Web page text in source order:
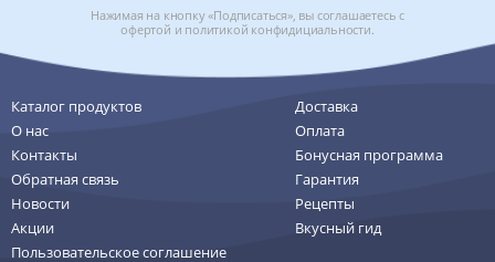
Нажимая на кнопку «Подписаться», вы соглашаетесь с
офертой и политикой конфидициальности.
Каталог продуктов
О нас
Контакты
Обратная связь
Новости
Акции
Пользовательское соглашение
Доставка
Оплата
Бонусная программа
Гарантия
Рецепты
Вкусный гид